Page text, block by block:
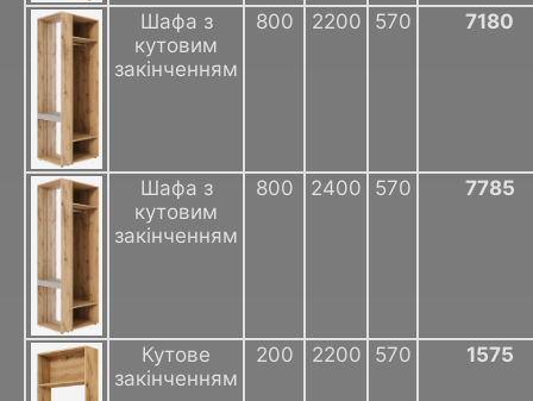
Шафа з
кутовим
закінченням
800 2200 570 7180
Шафа з
кутовим
закінченням
800 2400 570 7785
Кутове
закінченням
200 2200 570 1575